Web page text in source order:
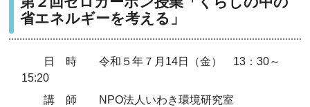
省エネルギーを考える」
日 時 令和５年７月14日（金） 13：30～
15:20
講 師 NPO法人いわき環境研究室